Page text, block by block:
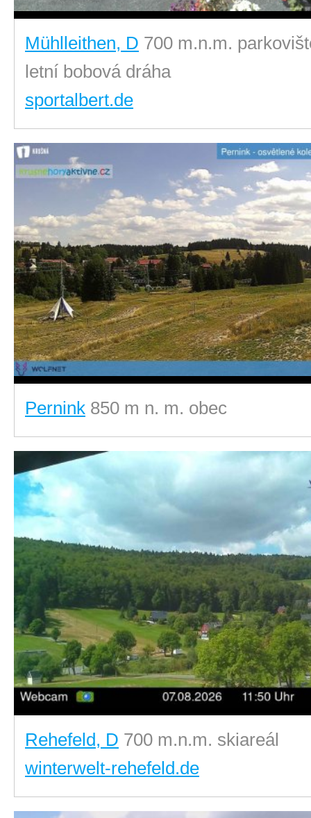
Mühlleithen, D 700 m.n.m.
letní bobová dráha
sportalbert.de
Pernink 850 m n. m. obec
Rehefeld, D 700 m.n.m. skiareál
winterwelt-rehefeld.de